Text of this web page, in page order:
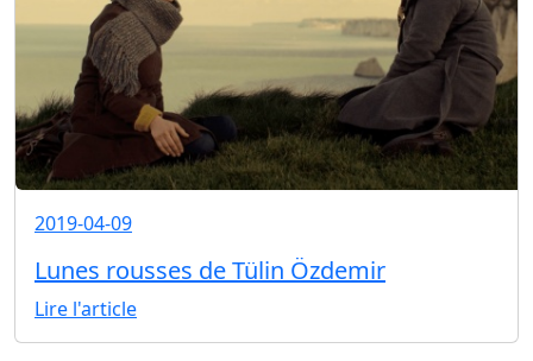
2019-04-09
Lunes rousses de Tülin Özdemir
Lire l'article